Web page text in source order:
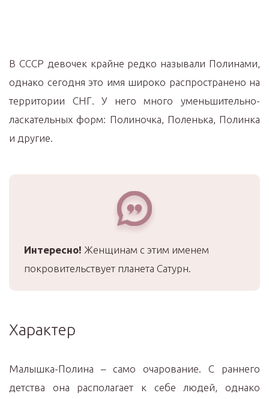
В СССР девочек крайне редко называли Полинами,
однако сегодня это имя широко распространено на
территории СНГ. У него много уменьшительно-
ласкательных форм: Полиночка, Поленька, Полинка
и другие.
Интересно! Женщинам с этим именем
покровительствует планета Сатурн.
Характер
Малышка-Полина – само очарование. С раннего
детства она располагает к себе людей, однако